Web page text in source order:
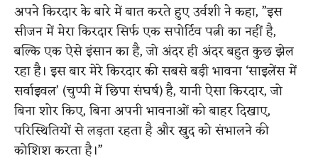
अपने किरदार के बारे में बात करते हुए उर्वशी ने कहा, ”इस
सीजन में मेरा किरदार सिर्फ एक सपोर्टिव पत्नी का नहीं है,
बल्कि एक ऐसे इंसान का है, जो अंदर ही अंदर बहुत कुछ झेल
रहा है। इस बार मेरे किरदार की सबसे बड़ी भावना ‘साइलेंस में
सर्वाइवल’ (चुप्पी में छिपा संघर्ष) है, यानी ऐसा किरदार, जो
बिना शोर किए, बिना अपनी भावनाओं को बाहर दिखाए,
परिस्थितियों से लड़ता रहता है और खुद को संभालने की
कोशिश करता है।”